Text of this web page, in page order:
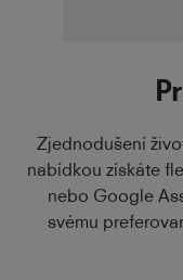
Zjednodušení
nabídkou získáte
nebo Google
svému